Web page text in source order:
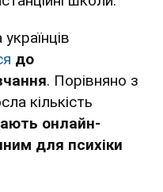
до
. Порівняно з
кількість
онлайн-
для психіки